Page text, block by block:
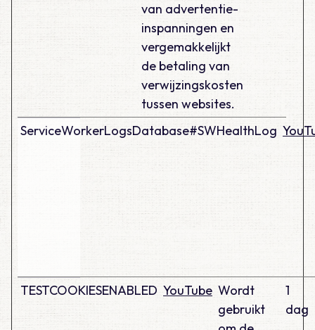
van advertentie-
inspanningen en
vergemakkelijkt
de betaling van
verwijzingskosten
tussen websites.
ServiceWorkerLogsDatabase#SWHealthLog
TESTCOOKIESENABLED YouTube Wordt
gebruikt
1
dag